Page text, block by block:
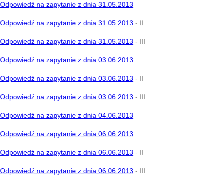
Odpowiedź na zapytanie z dnia 31.05.2013
Odpowiedź na zapytanie z dnia 31.05.2013 - II
Odpowiedź na zapytanie z dnia 31.05.2013 - III
Odpowiedź na zapytanie z dnia 03.06.2013
Odpowiedź na zapytanie z dnia 03.06.2013 - II
Odpowiedź na zapytanie z dnia 03.06.2013 - III
Odpowiedź na zapytanie z dnia 04.06.2013
Odpowiedź na zapytanie z dnia 06.06.2013
Odpowiedź na zapytanie z dnia 06.06.2013 - II
Odpowiedź na zapytanie z dnia 06.06.2013 - III